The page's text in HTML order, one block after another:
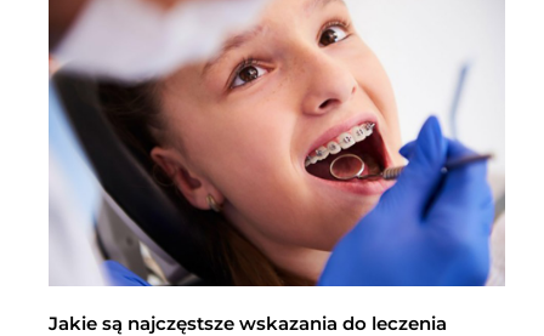
Jakie są najczęstsze wskazania do leczenia